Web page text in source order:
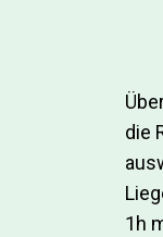
die
1h